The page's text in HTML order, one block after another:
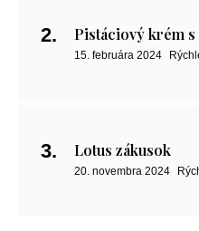
Pistáciový krém s
15. februára 2024
Lotus zákusok
20. novembra 2024